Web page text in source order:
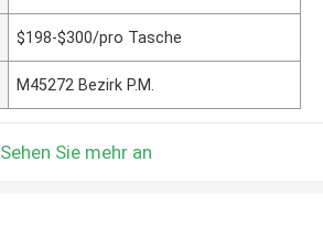
$198-$300/pro Tasche
M45272 Bezirk P.M.
Sehen Sie mehr an